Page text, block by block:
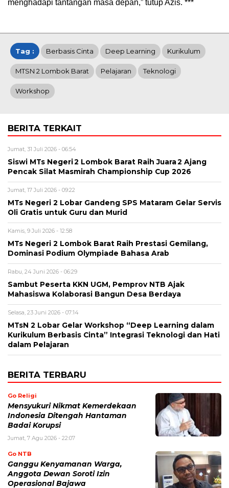
menghadapi tantangan masa depan,” tutup Azis. ***
Tag : Berbasis Cinta Deep Learning Kurikulum
MTSN 2 Lombok Barat Pelajaran Teknologi
Workshop
BERITA TERKAIT
Jumat, 31 Juli 2026 - 06:54
Siswi MTs Negeri 2 Lombok Barat Raih Juara 2 Ajang
Pencak Silat Masmirah Championship Cup 2026
Jumat, 17 Juli 2026 - 09:22
MTs Negeri 2 Lobar Gandeng SPS Mataram Gelar Servis
Oli Gratis untuk Guru dan Murid
Kamis, 9 Juli 2026 - 12:58
MTs Negeri 2 Lombok Barat Raih Prestasi Gemilang,
Dominasi Podium Olympiade Bahasa Arab
Rabu, 24 Juni 2026 - 06:29
Sambut Peserta KKN UGM, Pemprov NTB Ajak
Mahasiswa Kolaborasi Bangun Desa Berdaya
Selasa, 23 Juni 2026 - 07:14
MTsN 2 Lobar Gelar Workshop “Deep Learning dalam
Kurikulum Berbasis Cinta” Integrasi Teknologi dan Hati
dalam Pelajaran
BERITA TERBARU
Go Religi
Mensyukuri Nikmat Kemerdekaan
Indonesia Ditengah Hantaman
Badai Korupsi
Jumat, 7 Agu 2026 - 22:07
Go NTB
Ganggu Kenyamanan Warga,
Anggota Dewan Soroti Izin
Operasional Bajawa